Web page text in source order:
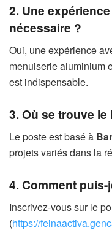
2. Une
nécessaire ?
Oui, une expérience
menuiserie aluminium
est indispensable.
3. Où se trouve
Le poste est basé à
projets variés dans la
4. Comment
Inscrivez-vous sur le
(https://